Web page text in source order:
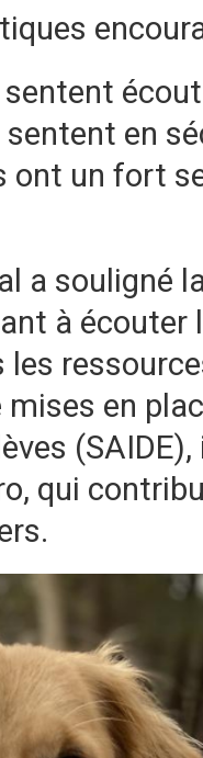
sentent
sentent en
ont un fort
a souligné
à
les
en
qui